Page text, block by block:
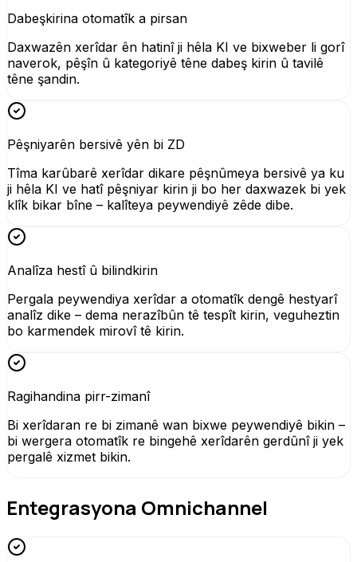
Dabeşkirina otomatîk a pirsan
Daxwazên xerîdar ên hatinî ji hêla KI ve bixweber li gorî
naverok, pêşîn û kategoriyê têne dabeş kirin û tavilê
têne şandin.
Pêşniyarên bersivê yên bi ZD
Tîma karûbarê xerîdar dikare pêşnûmeya bersivê ya ku
ji hêla KI ve hatî pêşniyar kirin ji bo her daxwazek bi yek
klîk bikar bîne – kalîteya peywendiyê zêde dibe.
Analîza hestî û bilindkirin
Pergala peywendiya xerîdar a otomatîk dengê hestyarî
analîz dike – dema nerazîbûn tê tespît kirin, veguheztin
bo karmendek mirovî tê kirin.
Ragihandina pirr-zimanî
Bi xerîdaran re bi zimanê wan bixwe peywendiyê bikin –
bi wergera otomatîk re bingehê xerîdarên gerdûnî ji yek
pergalê xizmet bikin.
Entegrasyona Omnichannel